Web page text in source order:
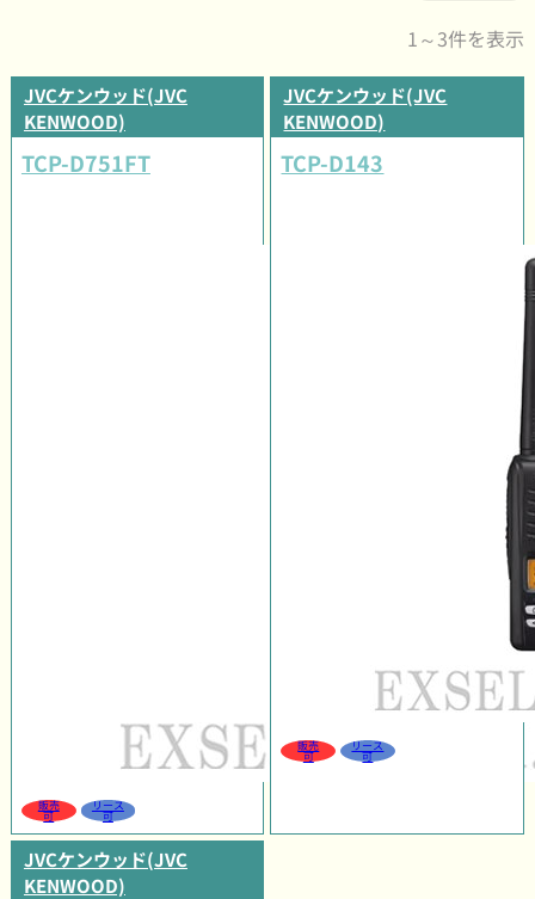
1～3件を表示
JVCケンウッド(JVC
KENWOOD)
TCP-D751FT
販売
可
リース
可
JVCケンウッド(JVC
KENWOOD)
TCP-D143
販売
可
リース
可
JVCケンウッド(JVC
KENWOOD)